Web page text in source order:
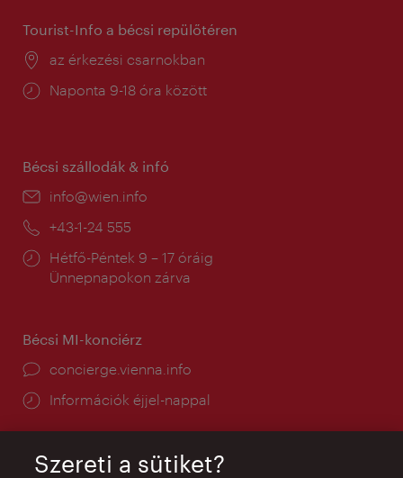
Tourist-Info a bécsi repülőtéren
Helyszín:
az érkezési csarnokban
Nyitva
Naponta 9-18 óra között
Bécsi szállodák & infó
E-
info@wien.info
Telefon:
+43-1-24 555
Nyitva
tartás:
Hétfő-Péntek 9 – 17 óráig
Ünnepnapokon zárva
Bécsi MI-konciérz
concierge.vienna.info
Információk éjjel-nappal
Szereti a sütiket?